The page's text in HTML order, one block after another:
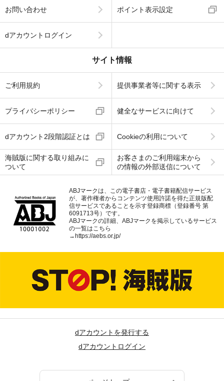
お問い合わせ ポイント表示設定
dアカウントログイン
サイト情報
ご利用規約 提供事業者等に関する表示
プライバシーポリシー 健全なサービスに向けて
dアカウント2段階認証とは Cookieの利用について
海賊版に関する取り組みに
ついて
お客さまのご利用端末から
の情報の外部送信について
ABJマークは、この電子書店・電子書籍配信サービス
が、著作権者からコンテンツ使用許諾を得た正規版配
信サービスであることを示す登録商標（登録番号 第
6091713号）です。
ABJマークの詳細、ABJマークを掲示しているサービス
の一覧はこちら
→ https://aebs.or.jp/
dアカウントを発行する
dアカウントログイン